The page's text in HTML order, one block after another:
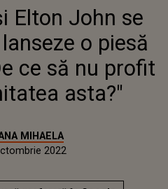
LANSEZE O PIESĂ DE
CE SĂ NU PROFIT DE
ASTA?"
Elton John se
o piesă
ce să nu profit
asta?"
MIHAELA
2022